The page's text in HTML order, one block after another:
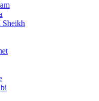
Sheikh